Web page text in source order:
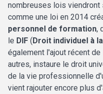
nombreuses lois viendront
comme une loi en 2014
personnel de formation,
le DIF ( Droit individuel à
également l'ajout récent de
autres, instaure le droit
de la vie professionnelle
vient rajouter encore plus